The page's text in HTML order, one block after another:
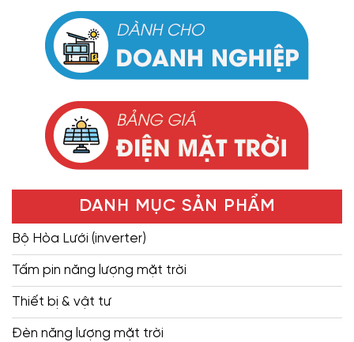
DANH MỤC SẢN PHẨM
Bộ Hòa Lưới (inverter)
Tấm pin năng lượng mặt trời
Thiết bị & vật tư
Đèn năng lượng mặt trời